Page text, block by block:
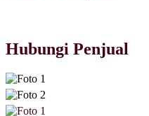
Hubungi Penjual